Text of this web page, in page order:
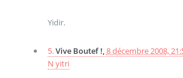
Yidir.
5.Vive Boutef !,8 décembre 2008,
N yitri